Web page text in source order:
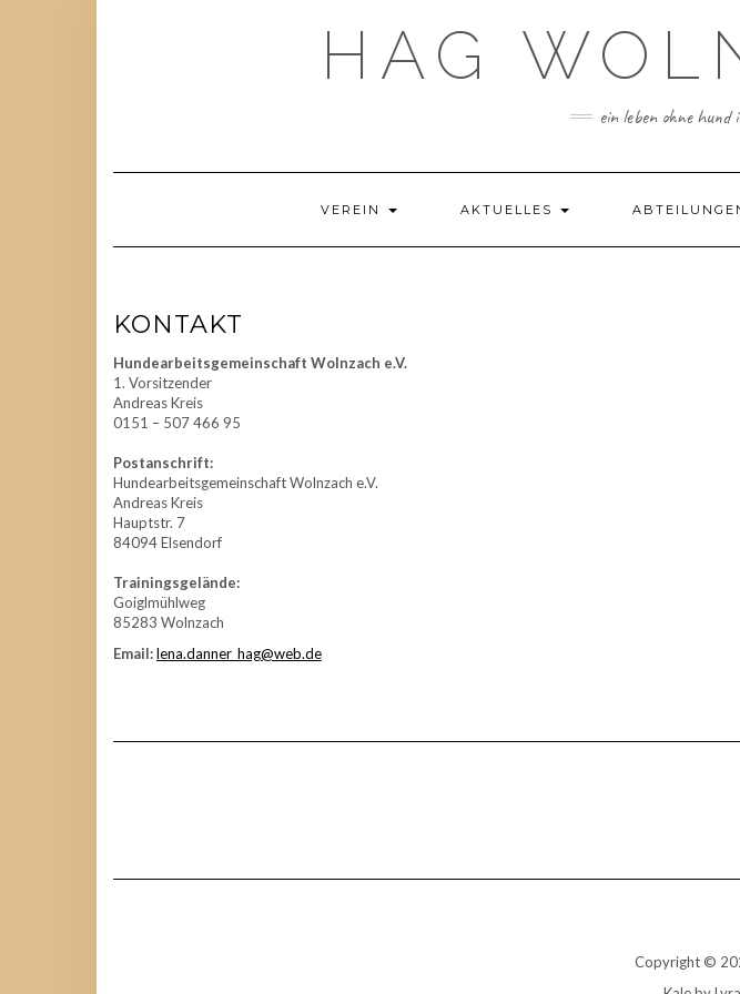
HAG
ein leben ohne
VEREIN AKTUELLES
KONTAKT
Hundearbeitsgemeinschaft Wolnzach e.V.
1. Vorsitzender
Andreas Kreis
0151 – 507 466 95
Postanschrift:
Hundearbeitsgemeinschaft Wolnzach e.V.
Andreas Kreis
Hauptstr. 7
84094 Elsendorf
Trainingsgelände:
Goiglmühlweg
85283 Wolnzach
Email:lena.danner_hag@web.de
Copyright ©